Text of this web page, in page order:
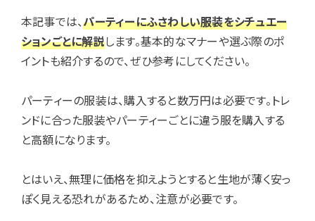
本記事では、パーティーにふさわしい服装をシチュエー
ションごとに解説します。基本的なマナーや選ぶ際のポ
イントも紹介するので、ぜひ参考にしてください。
パーティーの服装は、購入すると数万円は必要です。トレ
ンドに合った服装やパーティーごとに違う服を購入する
と高額になります。
とはいえ、無理に価格を抑えようとすると生地が薄く安っ
ぽく見える恐れがあるため、注意が必要です。